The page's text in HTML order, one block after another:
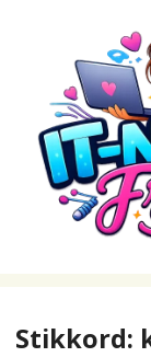
Stikkord: